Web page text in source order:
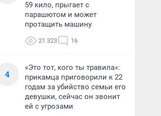
59 кило, прыгает с
парашютом и может
протащить машину
21 323 16
4
«Это тот, кого ты травила»:
прикамца приговорили к 22
годам за убийство семьи его
девушки, сейчас он звонит
ей с угрозами